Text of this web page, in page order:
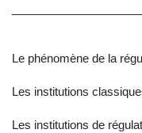
Le phénomène de la
Les institutions
Les institutions de